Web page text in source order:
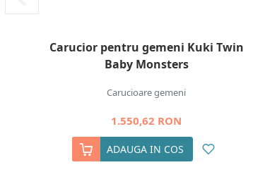
Carucior pentru gemeni Kuki Twin
Baby Monsters
Carucioare gemeni
1.550,62 RON
ADAUGA IN COS